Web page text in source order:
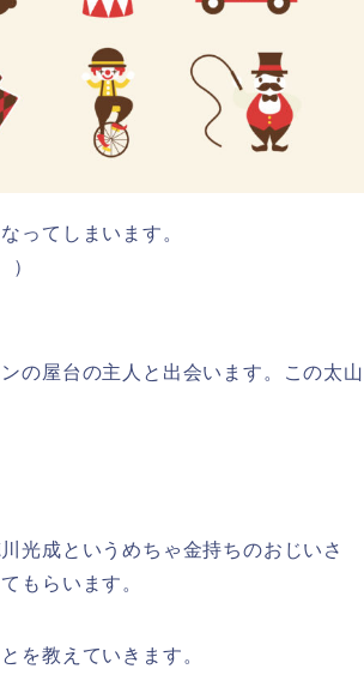
ってしまいます。
）
の屋台の主人と出会います。この太山
光成というめちゃ金持ちのおじいさ
もらいます。
を教えていきます。